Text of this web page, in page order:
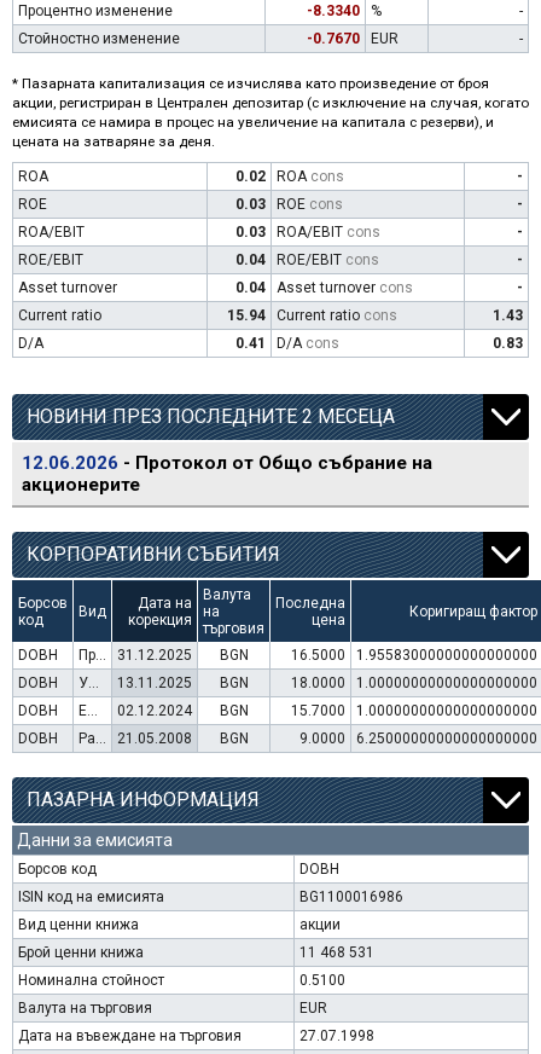
Процентно изменение
-8.3340 %
-
Стойностно изменение
-0.7670 EUR -
* Пазарната капитализация се изчислява като произведение от броя
акции, регистриран в Централен депозитар (с изключение на случая, когато
емисията се намира в процес на увеличение на капитала с резерви), и
цената на затваряне за деня.
ROA 0.02 ROA cons
-
ROE
0.03 ROE cons
-
ROA/EBIT
0.03 ROA/EBIT cons
-
ROE/EBIT
0.04 ROE/EBIT cons
-
Asset turnover
0.04 Asset turnover cons
-
Current ratio
15.94 Current ratio cons
1.43
D/A
0.41 D/A cons 0.83
НОВИНИ ПРЕЗ ПОСЛЕДНИТЕ 2 МЕСЕЦА
12.06.2026 - Протокол от Общо събрание на
акционерите
КОРПОРАТИВНИ СЪБИТИЯ
Борсов
код
Вид
Дата на
корекция
Валута
на
търговия
Последна
цена
Коригиращ фактор
DOBH Преминаване към търговия в Евро 31.12.2025 BGN 16.5000
1.95583000000000000000
DOBH
Увеличение на капитал (упражняване на варанти) 13.11.2025 BGN 18.0000
1.00000000000000000000
DOBH
Емисия варанти 02.12.2024 BGN 15.7000
1.00000000000000000000
DOBH
Раздаване на дивидент 21.05.2008 BGN 9.0000 6.25000000000000000000
ПАЗАРНА ИНФОРМАЦИЯ
Данни за емисията
Борсов код
DOBH
ISIN код на емисията
BG1100016986
Вид ценни книжа
акции
Брой ценни книжа
11 468 531
Номинална стойност
0.5100
Валута на търговия
EUR
Дата на въвеждане на търговия
27.07.1998